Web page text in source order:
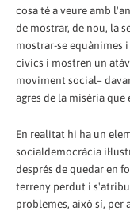
cosa té a veure amb
de mostrar, de nou, la
mostrar-se equànimes
cívics i mostren un
moviment social–
agres de la misèria
En realitat hi ha un
socialdemocràcia
després de quedar en
terreny perdut i
problemes, això sí, per